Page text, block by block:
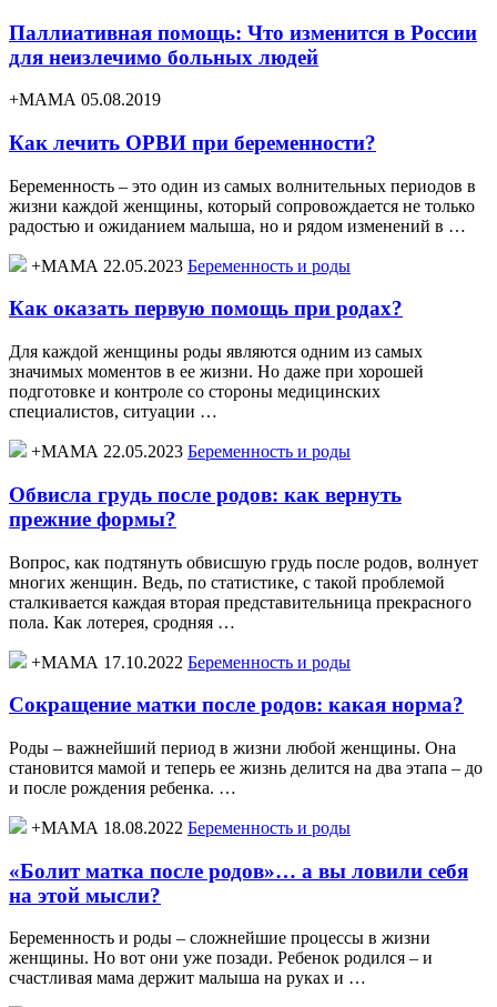
Паллиативная помощь: Что изменится в России
для неизлечимо больных людей
+МАМА 05.08.2019
Как лечить ОРВИ при беременности?
Беременность – это один из самых волнительных периодов в
жизни каждой женщины, который сопровождается не только
радостью и ожиданием малыша, но и рядом изменений в …
+МАМА 22.05.2023 Беременность и роды
Как оказать первую помощь при родах?
Для каждой женщины роды являются одним из самых
значимых моментов в ее жизни. Но даже при хорошей
подготовке и контроле со стороны медицинских
специалистов, ситуации …
+МАМА 22.05.2023 Беременность и роды
Обвисла грудь после родов: как вернуть
прежние формы?
Вопрос, как подтянуть обвисшую грудь после родов, волнует
многих женщин. Ведь, по статистике, с такой проблемой
сталкивается каждая вторая представительница прекрасного
пола. Как лотерея, сродняя …
+МАМА 17.10.2022 Беременность и роды
Сокращение матки после родов: какая норма?
Роды – важнейший период в жизни любой женщины. Она
становится мамой и теперь ее жизнь делится на два этапа – до
и после рождения ребенка. …
+МАМА 18.08.2022 Беременность и роды
«Болит матка после родов»… а вы ловили себя
на этой мысли?
Беременность и роды – сложнейшие процессы в жизни
женщины. Но вот они уже позади. Ребенок родился – и
счастливая мама держит малыша на руках и …